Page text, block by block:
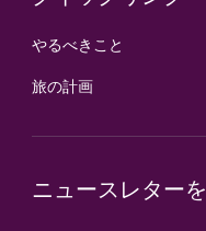
やるべきこと
旅の計画
ニュースレター